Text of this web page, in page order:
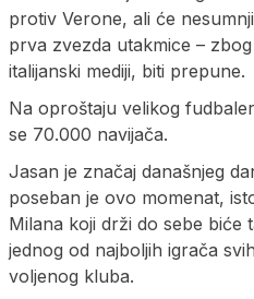
protiv Verone, ali će
prva zvezda utakmice –
italijanski mediji, biti prepune.
Na oproštaju velikog
se 70.000 navijača.
Jasan je značaj današnjeg
poseban je ovo momenat,
Milana koji drži do sebe biće
jednog od najboljih igrača
voljenog kluba.